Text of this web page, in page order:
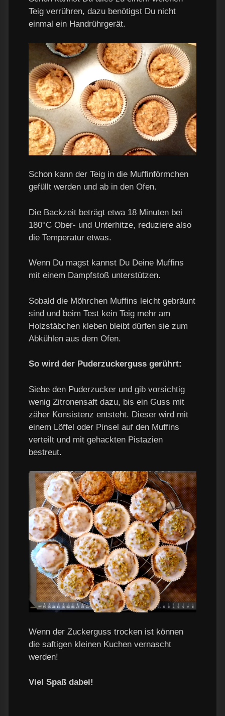
Teig verrühren, dazu benötigst Du nicht
einmal ein Handrührgerät.
Schon kann der Teig in die Muffinförmchen
gefüllt werden und ab in den Ofen.
Die Backzeit beträgt etwa 18 Minuten bei
180°C Ober- und Unterhitze, reduziere also
die Temperatur etwas.
Wenn Du magst kannst Du Deine Muffins
mit einem Dampfstoß unterstützen.
Sobald die Möhrchen Muffins leicht gebräunt
sind und beim Test kein Teig mehr am
Holzstäbchen kleben bleibt dürfen sie zum
Abkühlen aus dem Ofen.
So wird der Puderzuckerguss gerührt:
Siebe den Puderzucker und gib vorsichtig
wenig Zitronensaft dazu, bis ein Guss mit
zäher Konsistenz entsteht. Dieser wird mit
einem Löffel oder Pinsel auf den Muffins
verteilt und mit gehackten Pistazien
bestreut.
Wenn der Zuckerguss trocken ist können
die saftigen kleinen Kuchen vernascht
werden!
Viel Spaß dabei!